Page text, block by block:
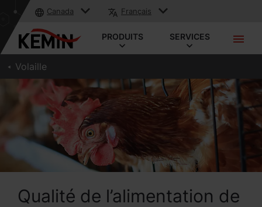
Canada Français
PRODUITS SERVICES
Volaille
Qualité de l’alimentation de